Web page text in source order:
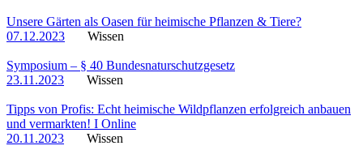
Unsere Gärten als Oasen für heimische Pflanzen & Tiere?
07.12.2023
Wissen
Symposium – § 40 Bundesnaturschutzgesetz
23.11.2023
Wissen
Tipps von Profis: Echt heimische Wildpflanzen erfolgreich anbauen
und vermarkten! I Online
20.11.2023
Wissen